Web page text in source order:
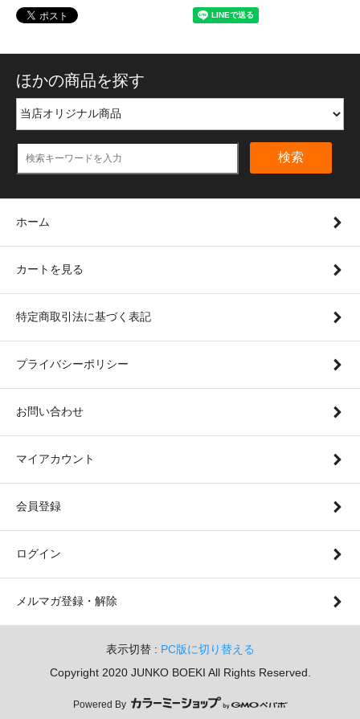
ほかの商品を探す
検索
ホーム
カートを見る
特定商取引法に基づく表記
プライバシーポリシー
お問い合わせ
マイアカウント
会員登録
ログイン
メルマガ登録・解除
表示切替 : PC版に切り替える
Copyright 2020 JUNKO BOEKI All Rights Reserved.
Powered By